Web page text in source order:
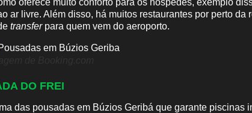
oferece muito conforto para os hóspedes, exemplo
ar livre. Além disso, há muitos restaurantes por perto da
transferpara quem vem do aeroporto.
DO FREI
das pousadas em Búzios Geribá que garante piscinas